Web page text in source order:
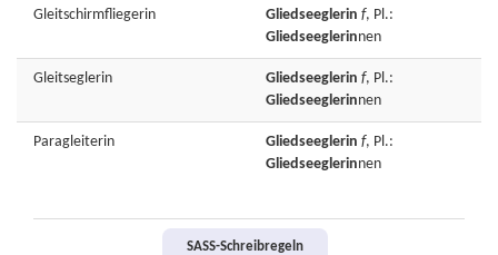
Gleitschirmfliegerin Gliedseeglerin f, Pl.:
Gliedseeglerinnen
Gleitseglerin Gliedseeglerin f, Pl.:
Gliedseeglerinnen
Paragleiterin Gliedseeglerin f, Pl.:
Gliedseeglerinnen
SASS-Schreibregeln